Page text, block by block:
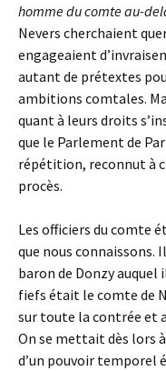
homme du comte au-
Nevers cherchaient
engageaient
autant de prétextes
ambitions comtales.
quant à leurs droits
que le Parlement de
répétition, reconnut à
procès.
Les officiers du comte
que nous connaissons.
baron de Donzy
fiefs était le comte de
sur toute la contrée et
On se mettait dès lors
d’un pouvoir temporel